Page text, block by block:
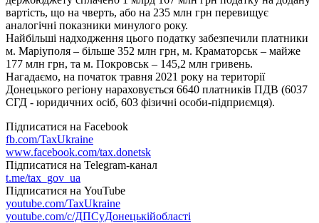
вартість, що на чверть, або на 235 млн грн перевищує
аналогічні показники минулого року.
Найбільші надходження цього податку забезпечили платники
м. Маріуполя – більше 352 млн грн, м. Краматорськ – майже
177 млн грн, та м. Покровськ – 145,2 млн гривень.
Нагадаємо, на початок травня 2021 року на території
Донецького регіону нараховується 6640 платників ПДВ (6037
СГД - юридичних осіб, 603 фізичні особи-підприємця).
Підписатися на Facebook
fb.com/TaxUkraine
www.facebook.com/tax.donetsk
Підписатися на Telegram-канал
t.me/tax_gov_ua
Підписатися на YouTube
youtube.com/TaxUkraine
youtube.com/c/ДПСуДонецькійобласті